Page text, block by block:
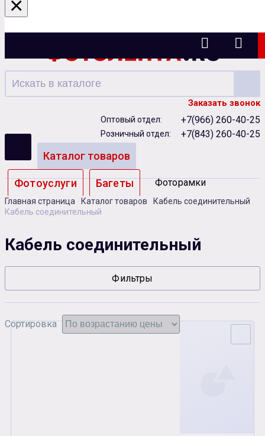
Казань
Заказать звонок
Оптовый отдел: +7(966) 260-40-25
Розничный отдел: +7(843) 260-40-25
Каталог товаров
Фотоуслуги Багеты Фоторамки
Альбомы
Бумага Карты памяти
Сувенирная продукция Зарядные устройства
Аксессуары
Главная страница Каталог товаров
Кабель соединительный
Кабель соединительный
Кабель соединительный
Фильтры
Сортировка
×